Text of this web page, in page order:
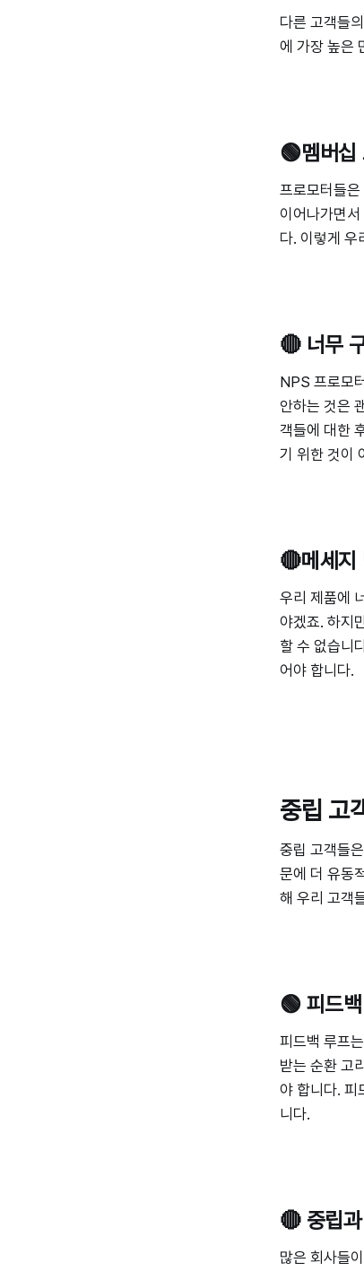
다른 고객들
에 가장 높은
🟢멤버십
프로모터들
이어나가면
다. 이렇게 우
🔴 너무
NPS 프로모
안하는 것은
객들에 대한
기 위한 것이
🔴메세지
우리 제품에
야겠죠. 하지
할 수 없습니
어야 합니다.
중립 고
중립 고객들
문에 더 유동
해 우리 고객
🟢 피드
피드백 루프
받는 순환 고
야 합니다. 피
니다.
🔴 중립
많은 회사들